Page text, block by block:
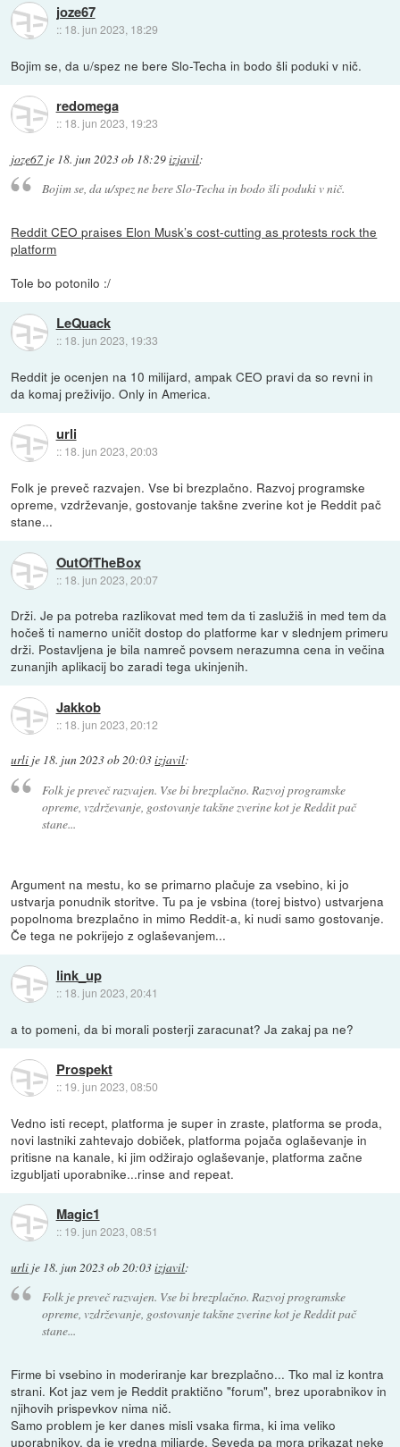
joze67
:: 18. jun 2023, 18:29
Bojim se, da u/spez ne bere Slo-Techa in bodo šli poduki v nič.
redomega
:: 18. jun 2023, 19:23
joze67 je 18. jun 2023 ob 18:29izjavil:
Bojim se, da u/spez ne bere Slo-Techa in bodo šli poduki v nič.
Reddit CEO praises Elon Musk’s cost-cutting as protests rock the
platform
Tole bo potonilo :/
LeQuack
:: 18. jun 2023, 19:33
Reddit je ocenjen na 10 milijard, ampak CEO pravi da so revni in
da komaj preživijo. Only in America.
urli
:: 18. jun 2023, 20:03
Folk je preveč razvajen. Vse bi brezplačno. Razvoj programske
opreme, vzdrževanje, gostovanje takšne zverine kot je Reddit pač
stane...
OutOfTheBox
:: 18. jun 2023, 20:07
Drži. Je pa potreba razlikovat med tem da ti zaslužiš in med tem da
hočeš ti namerno uničit dostop do platforme kar v slednjem primeru
drži. Postavljena je bila namreč povsem nerazumna cena in večina
zunanjih aplikacij bo zaradi tega ukinjenih.
Jakkob
:: 18. jun 2023, 20:12
urli je 18. jun 2023 ob 20:03izjavil:
Folk je preveč razvajen. Vse bi brezplačno. Razvoj programske
opreme, vzdrževanje, gostovanje takšne zverine kot je Reddit pač
stane...
Argument na mestu, ko se primarno plačuje za vsebino, ki jo
ustvarja ponudnik storitve. Tu pa je vsbina (torej bistvo) ustvarjena
popolnoma brezplačno in mimo Reddit-a, ki nudi samo gostovanje.
Če tega ne pokrijejo z oglaševanjem...
link_up
:: 18. jun 2023, 20:41
a to pomeni, da bi morali posterji zaracunat? Ja zakaj pa ne?
Prospekt
:: 19. jun 2023, 08:50
Vedno isti recept, platforma je super in zraste, platforma se proda,
novi lastniki zahtevajo dobiček, platforma pojača oglaševanje in
pritisne na kanale, ki jim odžirajo oglaševanje, platforma začne
izgubljati uporabnike...rinse and repeat.
Magic1
:: 19. jun 2023, 08:51
urli je 18. jun 2023 ob 20:03izjavil:
Folk je preveč razvajen. Vse bi brezplačno. Razvoj programske
opreme, vzdrževanje, gostovanje takšne zverine kot je Reddit pač
stane...
Firme bi vsebino in moderiranje kar brezplačno... Tko mal iz kontra
strani. Kot jaz vem je Reddit praktično "forum", brez uporabnikov in
njihovih prispevkov nima nič.
Samo problem je ker danes misli vsaka firma, ki ima veliko
uporabnikov, da je vredna miljarde. Seveda pa mora prikazat neke